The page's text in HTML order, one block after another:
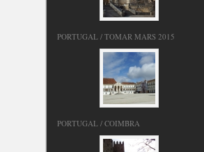
PORTUGAL / TOMAR MARS 2015
PORTUGAL / COIMBRA